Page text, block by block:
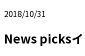
2018/10/31
News picksイ